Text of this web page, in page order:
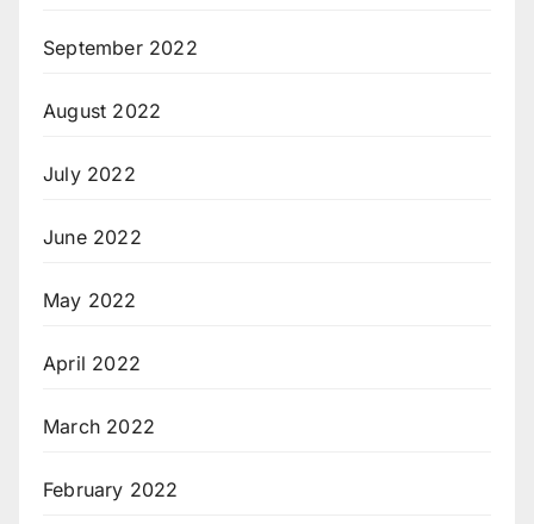
September 2022
August 2022
July 2022
June 2022
May 2022
April 2022
March 2022
February 2022